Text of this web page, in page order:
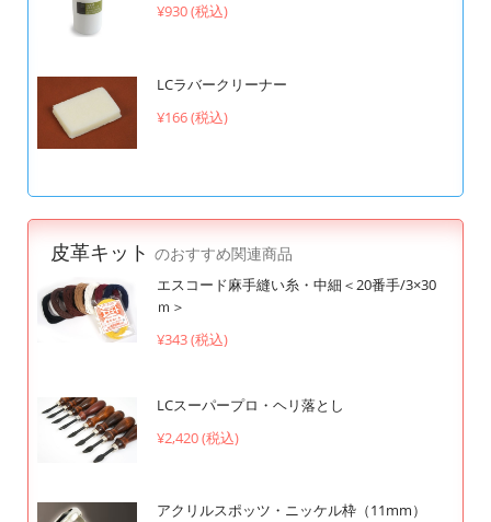
¥930 (税込)
LCラバークリーナー
¥166 (税込)
皮革キット のおすすめ関連商品
エスコード麻手縫い糸・中細＜20番手/3×30
ｍ＞
¥343 (税込)
LCスーパープロ・ヘリ落とし
¥2,420 (税込)
アクリルスポッツ・ニッケル枠（11mm）